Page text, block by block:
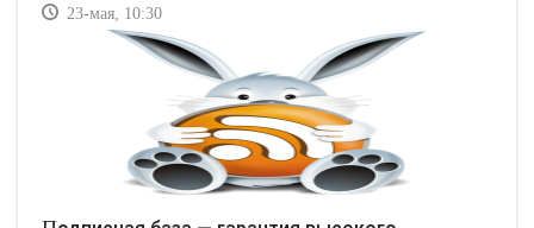
23-мая, 10:30